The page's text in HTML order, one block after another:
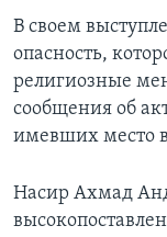
В своем
опасность,
религиозные
сообщения об
имевших место
Насир Ахмад